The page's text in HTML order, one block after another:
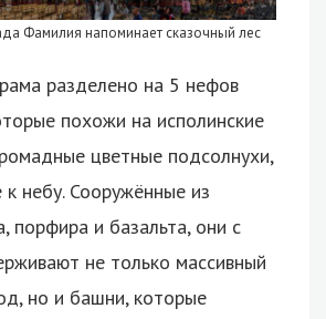
Фамилия напоминает сказочный лес
разделено на 5 нефов
похожи на исполинские
цветные подсолнухи,
небу. Сооружённые из
порфира и базальта, они с
не только массивный
но и башни, которые